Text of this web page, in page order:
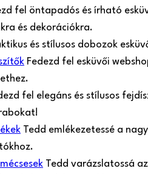
fel öntapadós és írható
és dekorációkra.
és stílusos dobozok
Fedezd fel esküvői
fel elegáns és stílusos
Tedd emlékezetessé a
Tedd varázslatossá